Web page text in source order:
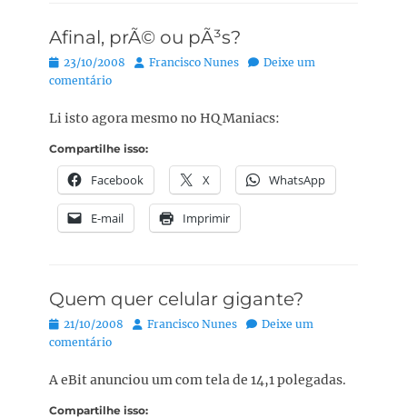
Afinal, prÃ© ou pÃ³s?
Posted
on
23/10/2008 Autor:
Francisco Nunes
Deixe um
comentário
Li isto agora mesmo no HQ Maniacs:
Compartilhe isso:
Facebook X WhatsApp
E-mail Imprimir
Quem quer celular gigante?
Posted
on
21/10/2008 Autor:
Francisco Nunes
Deixe um
comentário
A eBit anunciou um com tela de 14,1 polegadas.
Compartilhe isso: